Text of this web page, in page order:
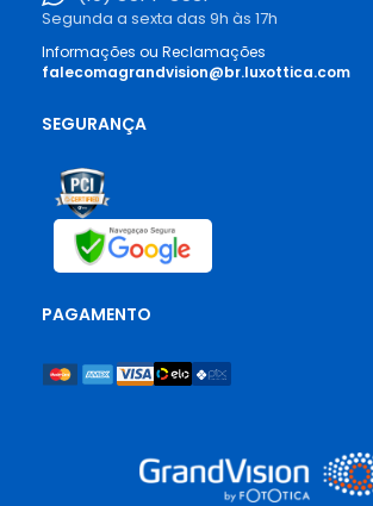
Segunda a sexta das 9h às 17h
Informações ou Reclamações
falecomagrandvision@br.luxottica.com
SEGURANÇA
PAGAMENTO